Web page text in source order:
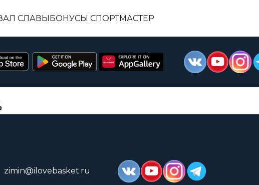
СЛАВЫБОНУСЫ СПОРТМАСТЕР
zimin@ilovebasket.ru